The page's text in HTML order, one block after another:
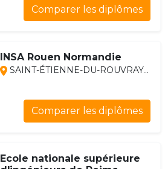
Comparer les diplômes
INSA Rouen Normandie
SAINT-ÉTIENNE-DU-ROUVRAY...
Comparer les diplômes
Ecole nationale supérieure